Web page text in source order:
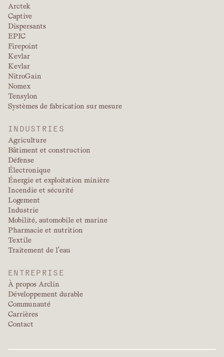
Arctek
Captive
Dispersants
EPIC
Firepoint
Kevlar
Kevlar
NitroGain
Nomex
Tensylon
Systèmes de fabrication sur mesure
INDUSTRIES
Agriculture
Bâtiment et construction
Défense
Électronique
Énergie et exploitation minière
Incendie et sécurité
Logement
Industrie
Mobilité, automobile et marine
Pharmacie et nutrition
Textile
Traitement de l'eau
ENTREPRISE
À propos Arclin
Développement durable
Communauté
Carrières
Contact